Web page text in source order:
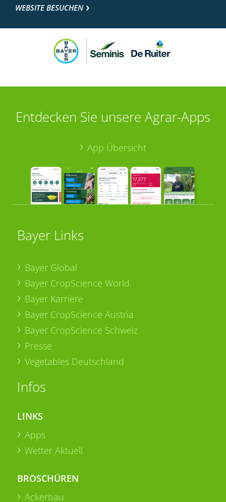
WEBSITE BESUCHEN
Entdecken Sie unsere Agrar-Apps
App Übersicht
Bayer Links
Bayer Global
Bayer CropScience World
Bayer Karriere
Bayer CropScience Austria
Bayer CropScience Schweiz
Presse
Vegetables Deutschland
Infos
LINKS
Apps
Wetter Aktuell
BROSCHÜREN
Ackerbau